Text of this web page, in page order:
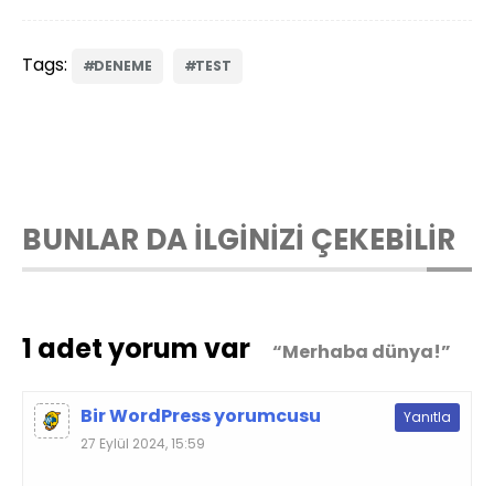
Tags: DENEME TEST
BUNLAR DA İLGİNİZİ ÇEKEBİLİR
1 adet yorum var “Merhaba dünya!”
Bir WordPress yorumcusu
27 Eylül 2024, 15:59
Yanıtla